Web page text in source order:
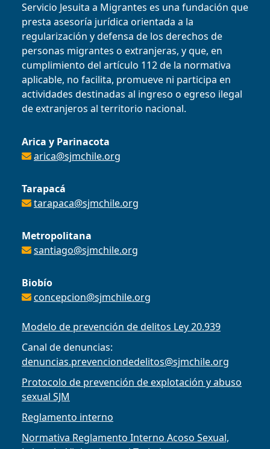
Servicio Jesuita a Migrantes es una fundación que
presta asesoría jurídica orientada a la
regularización y defensa de los derechos de
personas migrantes o extranjeras, y que, en
cumplimiento del artículo 112 de la normativa
aplicable, no facilita, promueve ni participa en
actividades destinadas al ingreso o egreso ilegal
de extranjeros al territorio nacional.
Arica y Parinacota
arica@sjmchile.org
Tarapacá
tarapaca@sjmchile.org
Metropolitana
santiago@sjmchile.org
Biobío
concepcion@sjmchile.org
Modelo de prevención de delitos Ley 20.939
Canal de denuncias:
denuncias.prevenciondedelitos@sjmchile.org
Protocolo de prevención de explotación y abuso
sexual SJM
Reglamento interno
Normativa Reglamento Interno Acoso Sexual,